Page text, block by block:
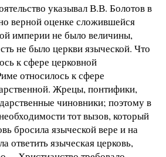
указывал В.В. Болотов в
верной оценке сложившейся
империи не было величины,
не было церкви языческой. Что
к сфере церковной
относилось к сфере
Жрецы, понтифики,
чиновники; поэтому в
тот вызов, который
бросила языческой вере и на
ответить языческая церковь,